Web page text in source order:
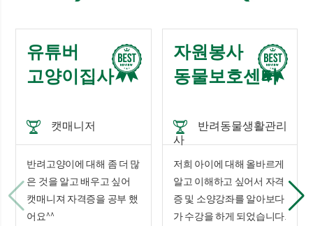
유튜버
고양이집사
캣매니저
반려고양이에 대해 좀 더 많
은 것을 알고 배우고 싶어
캣매니져 자격증을 공부 했
어요^^
자원봉사
동물보호센터
반려동물생활관리
사
저희 아이에 대해 올바르게
알고 이해하고 싶어서 자격
증 및 소양강좌를 알아보다
가 수강을 하게 되었습니다.